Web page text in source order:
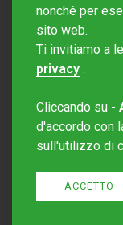
nonché per
sito web.
Ti invitiamo a
privacy .
Cliccando su -
d'accordo con
sull'utilizzo di
ACCETTO